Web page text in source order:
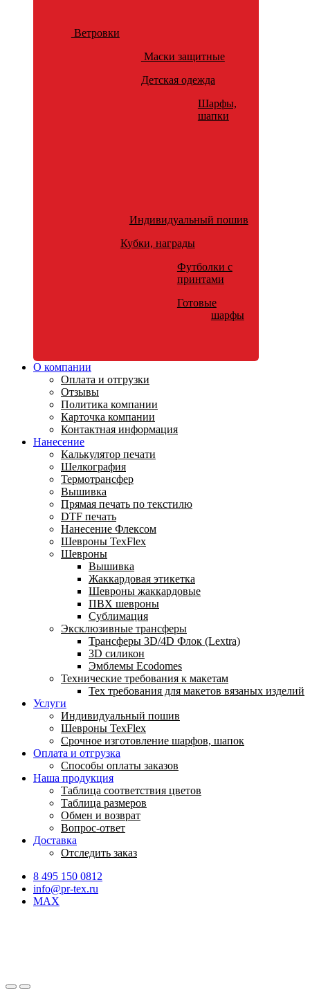
Ветровки
Маски защитные
Детская одежда
Шарфы,
шапки
Индивидуальный пошив
Кубки, награды
Футболки с
принтами
Готовые
шарфы
О компании
Оплата и отгрузки
Отзывы
Политика компании
Карточка компании
Контактная информация
Нанесение
Калькулятор печати
Шелкография
Термотрансфер
Вышивка
Прямая печать по текстилю
DTF печать
Нанесение Флексом
Шевроны TexFlex
Шевроны
Вышивка
Жаккардовая этикетка
Шевроны жаккардовые
ПВХ шевроны
Сублимация
Эксклюзивные трансферы
Трансферы 3D/4D Флок (Lextra)
3D силикон
Эмблемы Ecodomes
Технические требования к макетам
Тех требования для макетов вязаных изделий
Услуги
Индивидуальный пошив
Шевроны TexFlex
Срочное изготовление шарфов, шапок
Оплата и отгрузка
Способы оплаты заказов
Наша продукция
Таблица соответствия цветов
Таблица размеров
Обмен и возврат
Вопрос-ответ
Доставка
Отследить заказ
8 495 150 0812
info@pr-tex.ru
MAX